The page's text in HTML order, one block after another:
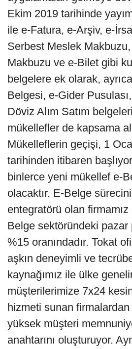
Ekim 2019 tarihinde
ile e-Fatura, e-Arşiv, e-
Serbest Meslek
Makbuzu ve e-Bilet gibi
belgelere ek olarak,
Belgesi, e-Gider
Döviz Alım Satım
mükellefler de kapsama
Mükelleflerin geçişi, 1
tarihinden itibaren
binlerce yeni mükellef e-
olacaktır. E-Belge
entegratörü olan firmamız
Belge sektöründeki pazar
%15 oranındadır. Tokat
aşkın deneyimli ve
kaynağımız ile ülke
müşterilerimize 7x24
hizmeti sunan
yüksek müşteri
anahtarını oluşturuyor.